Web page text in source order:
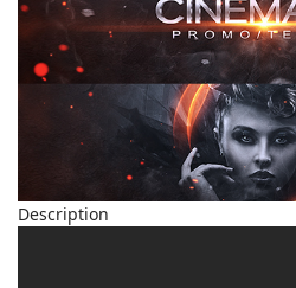
Description